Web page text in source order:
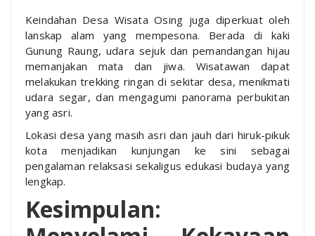
Keindahan Desa Wisata Osing juga diperkuat oleh
lanskap alam yang mempesona. Berada di kaki
Gunung Raung, udara sejuk dan pemandangan hijau
memanjakan mata dan jiwa. Wisatawan dapat
melakukan trekking ringan di sekitar desa, menikmati
udara segar, dan mengagumi panorama perbukitan
yang asri.
Lokasi desa yang masih asri dan jauh dari hiruk-pikuk
kota menjadikan kunjungan ke sini sebagai
pengalaman relaksasi sekaligus edukasi budaya yang
lengkap.
Kesimpulan: